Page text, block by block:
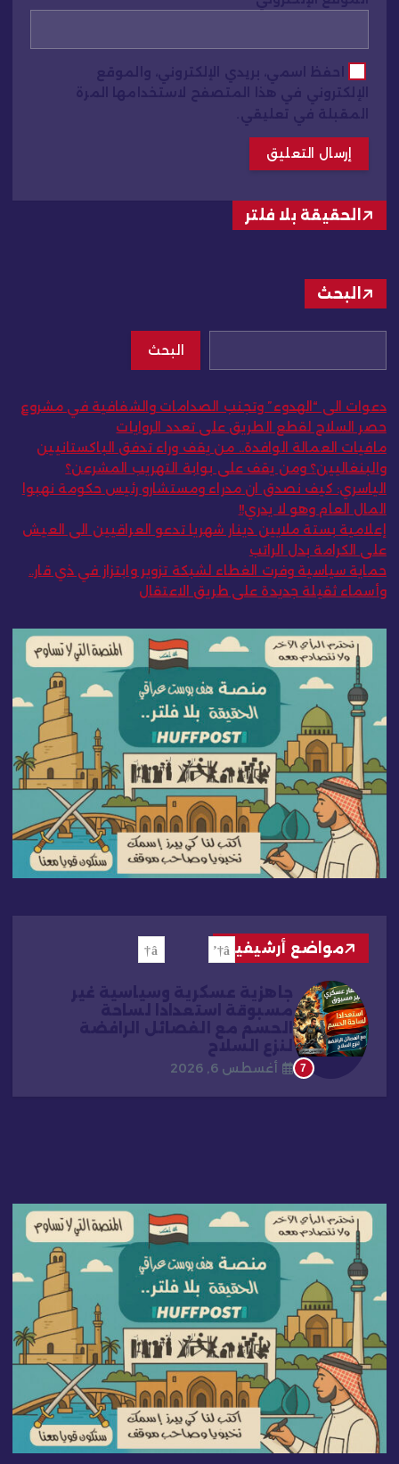
الحقيقة بلا فلتر
البحث
البحث
دعوات الى “الهدوء” وتجنب الصدامات والشفافية في مشروع
حصر السلاح لقطع الطريق على تعدد الروايات
مافيات العمالة الوافدة.. من يقف وراء تدفق الباكستانيين
والبنغاليين؟ ومن يقف على بوابة التهريب المشرعن؟
الياسري: كيف نصدق ان مدراء ومستشارو رئيس حكومة نهبوا
المال العام وهو لا يدري!!
إعلامية بستة ملايين دينار شهريا تدعو العراقيين الى العيش
على الكرامة بدل الراتب
حماية سياسية وفرت الغطاء لشبكة تزوير وابتزاز في ذي قار..
وأسماء ثقيلة جديدة على طريق الاعتقال
مواضع أرشيفية
7 أغسطس 6, 2026